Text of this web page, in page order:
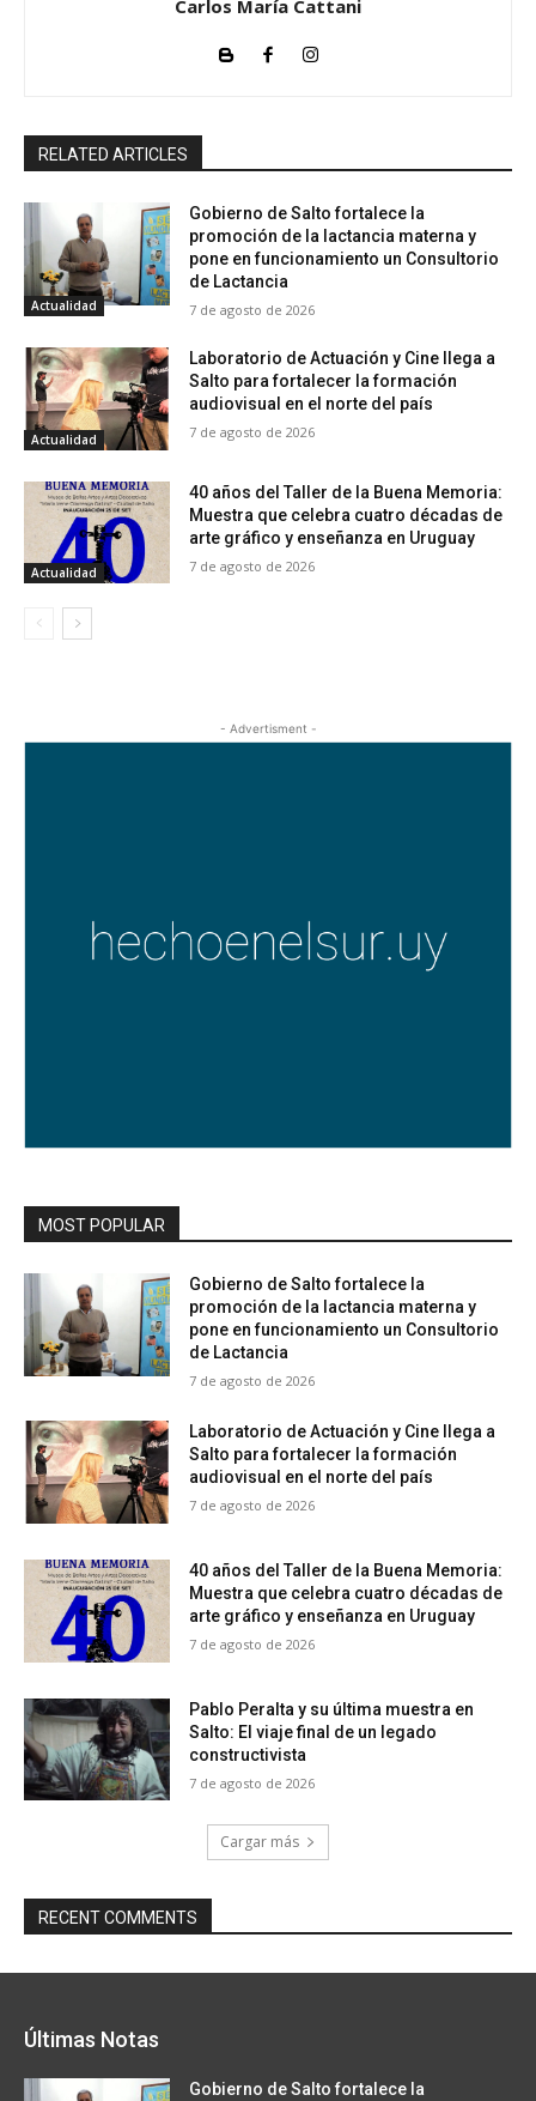
Carlos María Cattani
RELATED ARTICLES
Actualidad
Gobierno de Salto fortalece la
promoción de la lactancia materna y
pone en funcionamiento un Consultorio
de Lactancia
7 de agosto de 2026
Actualidad
Laboratorio de Actuación y Cine llega a
Salto para fortalecer la formación
audiovisual en el norte del país
7 de agosto de 2026
Actualidad
40 años del Taller de la Buena Memoria:
Muestra que celebra cuatro décadas de
arte gráfico y enseñanza en Uruguay
7 de agosto de 2026
- Advertisment -
MOST POPULAR
Gobierno de Salto fortalece la
promoción de la lactancia materna y
pone en funcionamiento un Consultorio
de Lactancia
7 de agosto de 2026
Laboratorio de Actuación y Cine llega a
Salto para fortalecer la formación
audiovisual en el norte del país
7 de agosto de 2026
40 años del Taller de la Buena Memoria:
Muestra que celebra cuatro décadas de
arte gráfico y enseñanza en Uruguay
7 de agosto de 2026
Pablo Peralta y su última muestra en
Salto: El viaje final de un legado
constructivista
7 de agosto de 2026
Cargar más
RECENT COMMENTS
Últimas Notas
Gobierno de Salto fortalece la